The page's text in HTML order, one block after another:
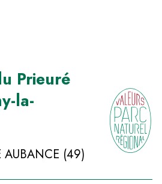
Prieuré
la-
AUBANCE (49)